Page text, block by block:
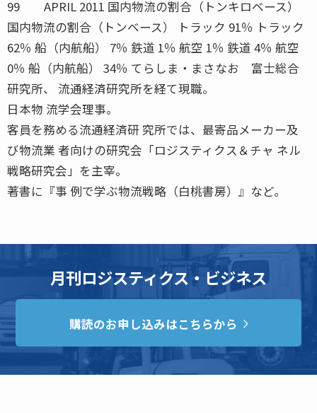
99 APRIL 2011 国内物流の割合（トンキロベース）
国内物流の割合（トンベース） トラック 91％ トラック
62％ 船（内航船） 7％ 鉄道 1％ 航空 1％ 鉄道 4％ 航空
0％ 船（内航船） 34％ てらしま・まさなお 富士総合
研究所、 流通経済研究所を経て現職。
日本物 流学会理事。
客員を務める流通経済研 究所では、最寄品メーカー及
び物流業 者向けの研究会「ロジスティクス＆チャ ネル
戦略研究会」を主宰。
著書に『事 例で学ぶ物流戦略（白桃書房）』など。
月刊ロジスティクス・ビジネス
購読のお申し込みはこちらから